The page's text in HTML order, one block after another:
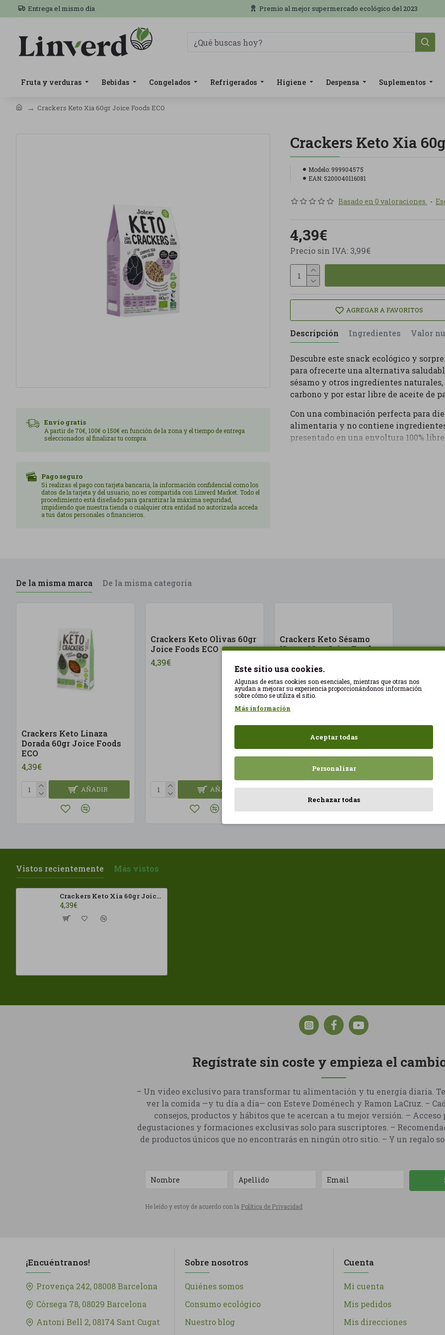
Entrega el mismo día Premio al mejor supermercado ecológico del 2023
Fruta y verduras Bebidas Congelados Refrigerados Higiene Despensa Suplementos
Crackers Keto Xia 60gr Joice Foods ECO
Envío gratis
A partir de 70€, 100€ o 150€ en función de la zona y el tiempo de entrega
seleccionados al finalizar tu compra.
Pago seguro
Si realizas el pago con tarjeta bancaria, la información confidencial como los
datos de la tarjeta y del usuario, no es compartida con Linverd Market. Todo el
procedimiento está diseñado para garantizar la máxima seguridad,
impidiendo que nuestra tienda o cualquier otra entidad no autorizada acceda
a tus datos personales o financieros.
Crackers Keto Xia
Modelo: 999904575
EAN: 5200040116081
Basado en 0 valoraciones. -
4,39€
Precio sin IVA: 3,99€
AGREGAR A FAVORITOS
Descripción Ingredientes Valor
Descubre este snack ecológico y
para ofrecerte una alternativa
sésamo y otros ingredientes
carbono y por estar libre de aceite de
Con una combinación perfecta para
alimentaria y no contiene
presentado en una envoltura 100%
De la misma marca De la misma categoría
Crackers Keto Linaza
Dorada 60gr Joice Foods
ECO
4,39€
AÑADIR
Crackers Keto Olivas 60gr
Joice Foods ECO
4,39€
AÑADIR
Crackers Keto Sésamo
Negro 60gr Joice Foods
4,39€
AÑADIR
Vistos recientemente Más vistos
Crackers Keto Xia 60gr Joice Foods ECO
4,39€
Regístrate sin coste y empieza el
– Un video exclusivo para transformar tu alimentación y tu energía diaria.
ver la comida —y tu día a día— con Esteve Doménech y Ramon LaCruz. –
consejos, productos y hábitos que te acercan a tu mejor versión. –
degustaciones y formaciones exclusivas solo para suscriptores. –
de productos únicos que no encontrarás en ningún otro sitio. – Y un regalo
He leído y estoy de acuerdo con la Política de Privacidad
¡Encuéntranos!
Provença 242, 08008 Barcelona
Còrsega 78, 08029 Barcelona
Antoni Bell 2, 08174 Sant Cugat
Sobre nosotros
Quiénes somos
Consumo ecológico
Nuestro blog
Cuenta
Mi cuenta
Mis pedidos
Mis direcciones
Este sitio usa cookies.
Algunas de estas cookies son esenciales, mientras que otras nos
ayudan a mejorar su experiencia proporcionándonos información
sobre cómo se utiliza el sitio.
Más información
Aceptar todas
Personalizar
Rechazar todas